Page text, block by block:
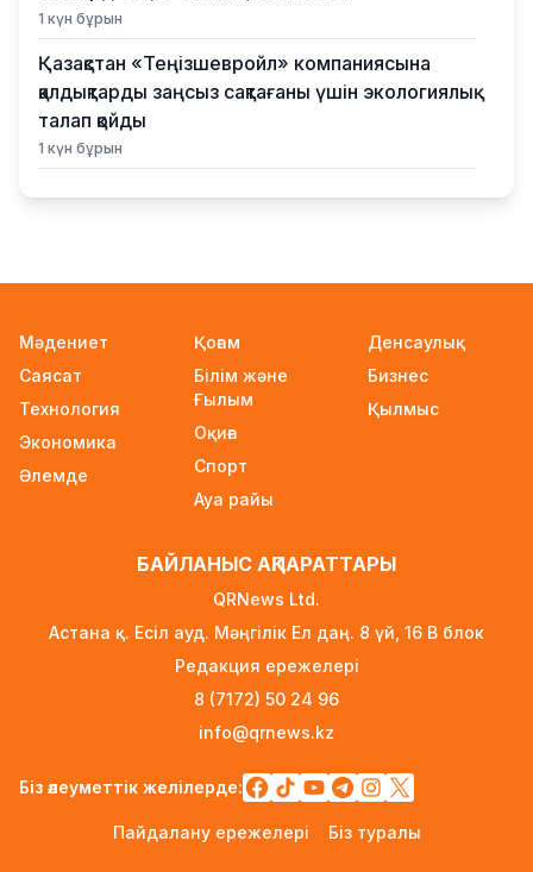
1 күн бұрын
Қазақстан «Теңізшевройл» компаниясына
қалдықтарды заңсыз сақтағаны үшін экологиялық
талап қойды
1 күн бұрын
Жүлде қоры 10,5 миллион теңге: Алматыда
білім гранттары иегерлерінің тізімі
жарияланды
1 күн бұрын
Ауылға көшетін IT-мамандар мен
архивистерге 10,8 млн теңгеге дейін тұрғын
үй несиесі берілуі мүмкін
Футболдан Қазақстан құрамасына жаңа бас
2 күн бұрын
«Қазақтелекомның» екі қызметкері жұмыс
кезінде қаза тапты
Трамп АҚШ-та туғандарға автоматты түрде
Мәдениет
Саясат
Технология
Экономика
Әлемде
Қоғам
Білім және
Ғылым
Оқиға
Спорт
Ауа райы
Денсаулық
Бизнес
Қылмыс
БАЙЛАНЫС АҚПАРАТТАРЫ
QRNews Ltd.
Астана қ. Есіл ауд. Мәңгілік Ел даң. 8 үй, 16 B блок
Редакция ережелері
8 (7172) 50 24 96
info@qrnews.kz
Біз әлеуметтік желілерде:
Пайдалану ережелері Біз туралы